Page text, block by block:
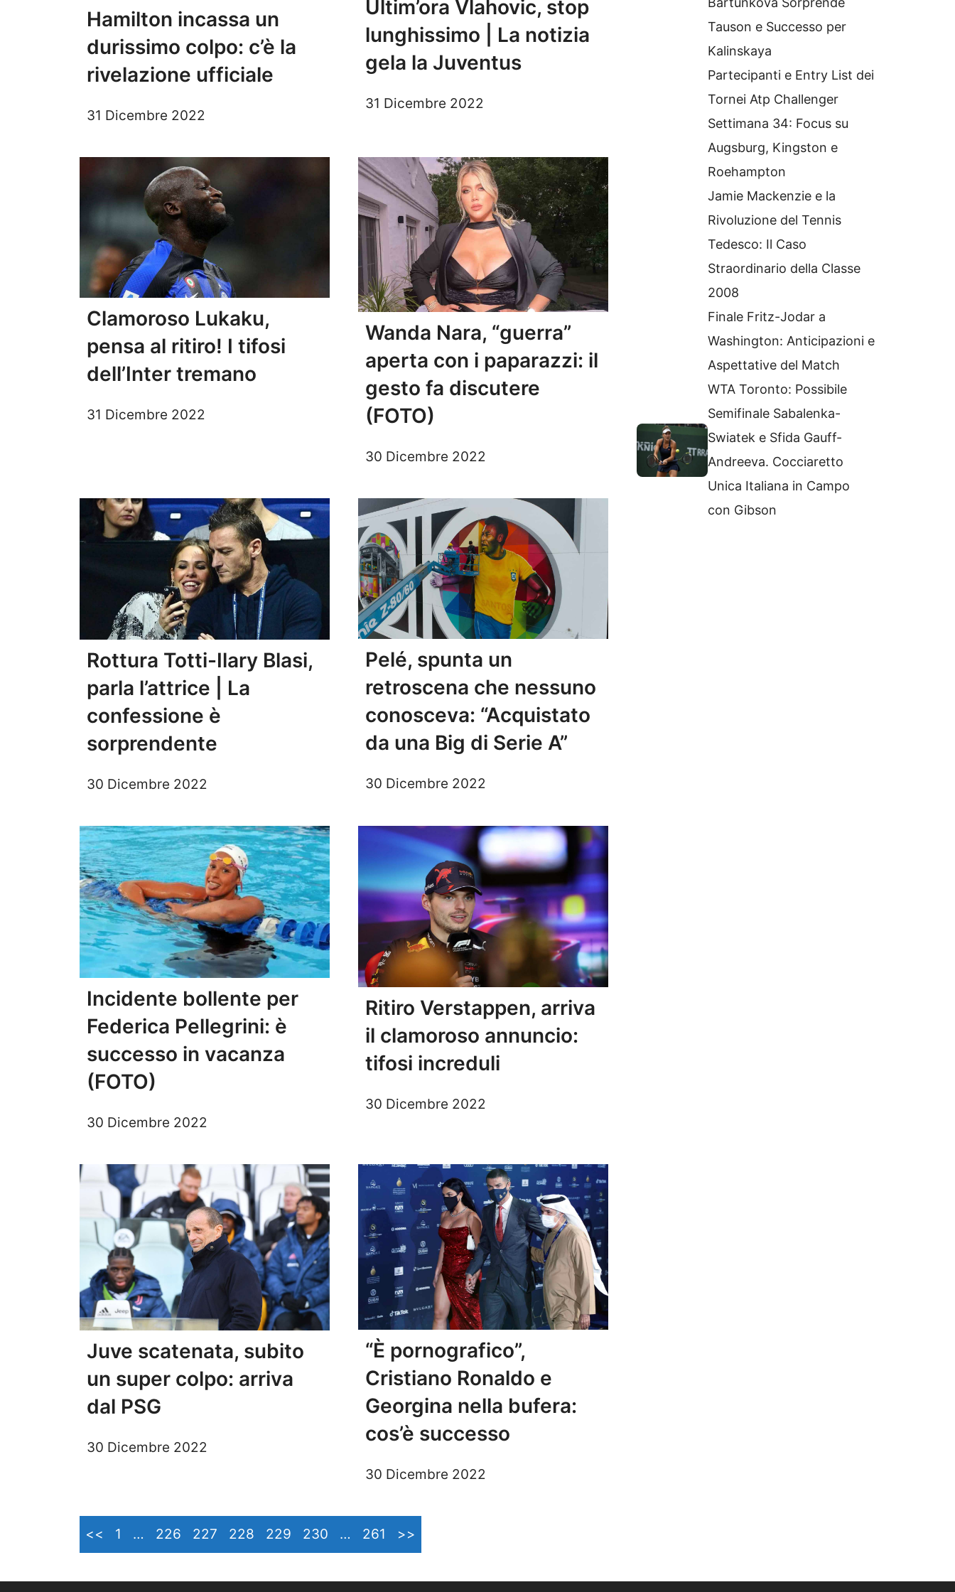
Hamilton incassa un
durissimo colpo: c’è la
rivelazione ufficiale
31 Dicembre 2022
Ultim’ora Vlahovic, stop
lunghissimo | La notizia
gela la Juventus
31 Dicembre 2022
Clamoroso Lukaku,
pensa al ritiro! I tifosi
dell’Inter tremano
31 Dicembre 2022
Wanda Nara, “guerra”
aperta con i paparazzi: il
gesto fa discutere
(FOTO)
30 Dicembre 2022
Rottura Totti-Ilary Blasi,
parla l’attrice | La
confessione è
sorprendente
30 Dicembre 2022
Pelé, spunta un
retroscena che nessuno
conosceva: “Acquistato
da una Big di Serie A”
30 Dicembre 2022
Incidente bollente per
Federica Pellegrini: è
successo in vacanza
(FOTO)
30 Dicembre 2022
Ritiro Verstappen, arriva
il clamoroso annuncio:
tifosi increduli
30 Dicembre 2022
Juve scatenata, subito
un super colpo: arriva
dal PSG
30 Dicembre 2022
“È pornografico”,
Cristiano Ronaldo e
Georgina nella bufera:
cos’è successo
30 Dicembre 2022
<< 1 … 226 227 228 229 230 … 261 >>
Tauson e Successo per
Kalinskaya
Partecipanti e Entry List dei
Tornei Atp Challenger
Settimana 34: Focus su
Augsburg, Kingston e
Roehampton
Jamie Mackenzie e la
Rivoluzione del Tennis
Tedesco: Il Caso
Straordinario della Classe
2008
Finale Fritz-Jodar a
Washington: Anticipazioni e
Aspettative del Match
WTA Toronto: Possibile
Semifinale Sabalenka-
Swiatek e Sfida Gauff-
Andreeva. Cocciaretto
Unica Italiana in Campo
con Gibson